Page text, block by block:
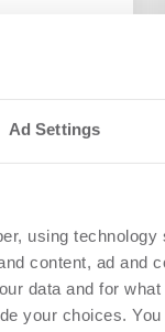
Ad Settings
using
content, ad and
data and for
your choices.